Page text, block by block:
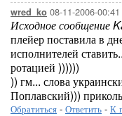
wred_ko 08-11-2006-00:41
Исходное сообщение
плейер поставила в
исполнителей
ротацией ))))))
)) гм... слова
Поплавский)))
Обратиться - Ответить - К